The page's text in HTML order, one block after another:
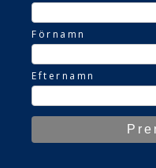
Förnamn
Efternamn